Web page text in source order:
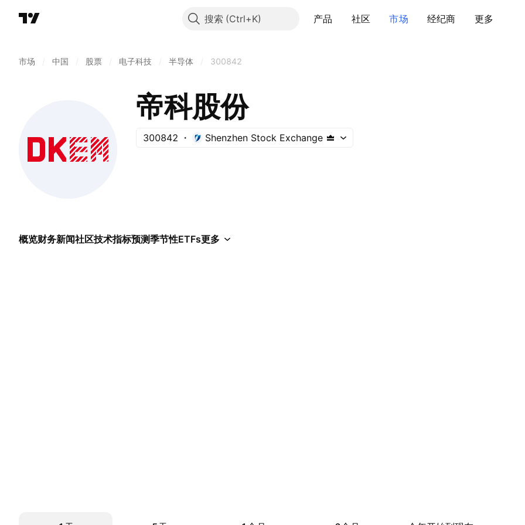
搜索 产品 社区 市场 经纪商 更多
市场 中国 股票 电子科技 半导体 300842
帝科股份
300842 Shenzhen Stock Exchange
概览财务新闻社区技术指标预测季节性ETFs更多